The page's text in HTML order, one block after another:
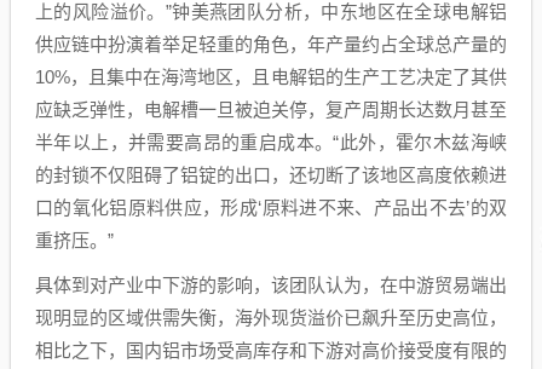
上的风险溢价。”钟美燕团队分析，中东地区在全球电解铝
供应链中扮演着举足轻重的角色，年产量约占全球总产量的
10%，且集中在海湾地区，且电解铝的生产工艺决定了其供
应缺乏弹性，电解槽一旦被迫关停，复产周期长达数月甚至
半年以上，并需要高昂的重启成本。“此外，霍尔木兹海峡
的封锁不仅阻碍了铝锭的出口，还切断了该地区高度依赖进
口的氧化铝原料供应，形成‘原料进不来、产品出不去’的双
重挤压。”
具体到对产业中下游的影响，该团队认为，在中游贸易端出
现明显的区域供需失衡，海外现货溢价已飙升至历史高位，
相比之下，国内铝市场受高库存和下游对高价接受度有限的